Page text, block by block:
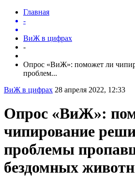
Главная
-
ВиЖ в цифрах
-
Опрос «ВиЖ»: поможет ли
проблем...
ВиЖ в цифрах 28 апреля 2022, 12:33
Опрос «ВиЖ»:
чипирование
проблемы
бездомных